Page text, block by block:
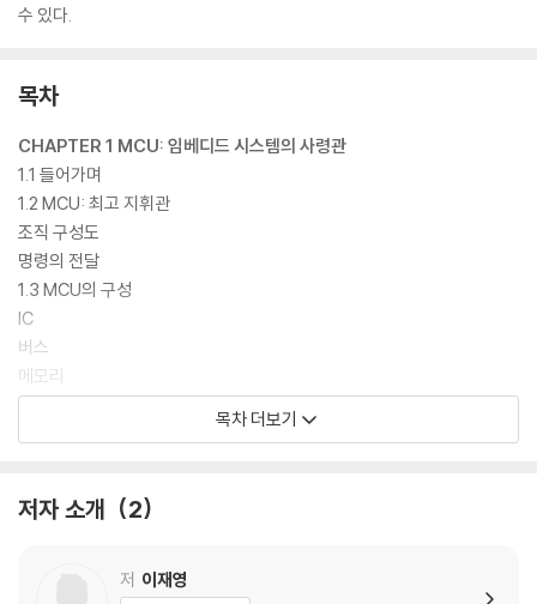
수 있다.
목차
CHAPTER 1 MCU: 임베디드 시스템의 사령관
1.1 들어가며
1.2 MCU: 최고 지휘관
조직 구성도
명령의 전달
1.3 MCU의 구성
IC
버스
메모리
메모리 맵
페리페럴
1.4 구조를 알았으니 동작을 알아보자!
목차 더보기
저자 소개 2
저 이재영